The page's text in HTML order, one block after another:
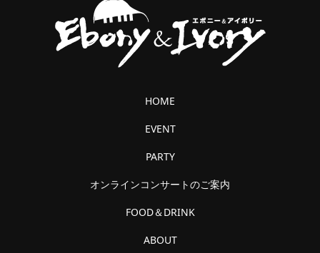
HOME
EVENT
PARTY
オンラインコンサートのご案内
FOOD＆DRINK
ABOUT